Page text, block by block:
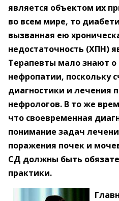
является объектом их
во всем мире, то
вызванная ею
недостаточность (ХПН)
Терапевты мало знают
нефропатии, поскольку
диагностики и лечения
нефрологов. В то же
что своевременная
понимание задач
поражения почек и
СД должны быть
практики.